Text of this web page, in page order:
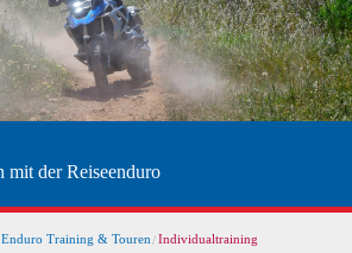
Enduro Training & Touren Individualtraining